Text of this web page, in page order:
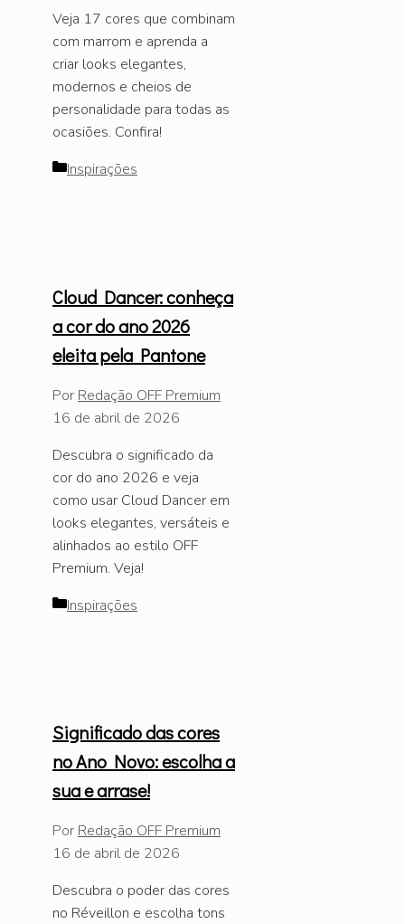
Veja 17 cores que combinam
com marrom e aprenda a
criar looks elegantes,
modernos e cheios de
personalidade para todas as
ocasiões. Confira!
Categorias
Inspirações
Cloud Dancer: conheça
a cor do ano 2026
eleita pela Pantone
Por Redação OFF Premium
16 de abril de 2026
Descubra o significado da
cor do ano 2026 e veja
como usar Cloud Dancer em
looks elegantes, versáteis e
alinhados ao estilo OFF
Premium. Veja!
Categorias
Inspirações
Significado das cores
no Ano Novo: escolha a
sua e arrase!
Por Redação OFF Premium
16 de abril de 2026
Descubra o poder das cores
no Réveillon e escolha tons